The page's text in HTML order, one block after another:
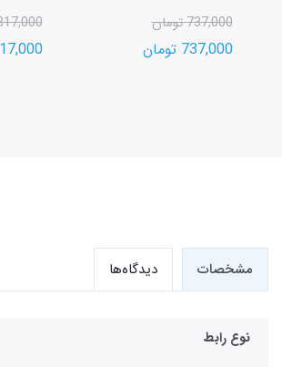
737,000 تومان
737,000 تومان
817,000
817,000
مشخصات دیدگاه‌ها
نوع رابط